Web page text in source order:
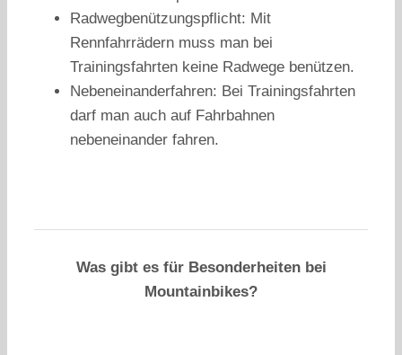
Radwegbenützungspflicht: Mit
Rennfahrrädern muss man bei
Trainingsfahrten keine Radwege benützen.
Nebeneinanderfahren: Bei Trainingsfahrten
darf man auch auf Fahrbahnen
nebeneinander fahren.
Was gibt es für Besonderheiten bei
Mountainbikes?